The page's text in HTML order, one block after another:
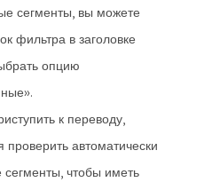
сегменты, вы можете
фильтра в заголовке
опцию
к переводу,
проверить автоматически
чтобы иметь